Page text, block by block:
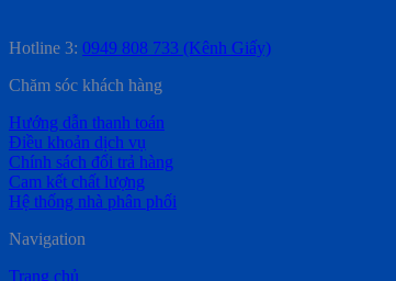
Hotline 3: 0949 808 733 (Kênh Giấy)
Chăm sóc khách hàng
Hướng dẫn thanh toán
Điều khoản dịch vụ
Chính sách đổi trả hàng
Cam kết chất lượng
Hệ thống nhà phân phối
Navigation
Trang chủ